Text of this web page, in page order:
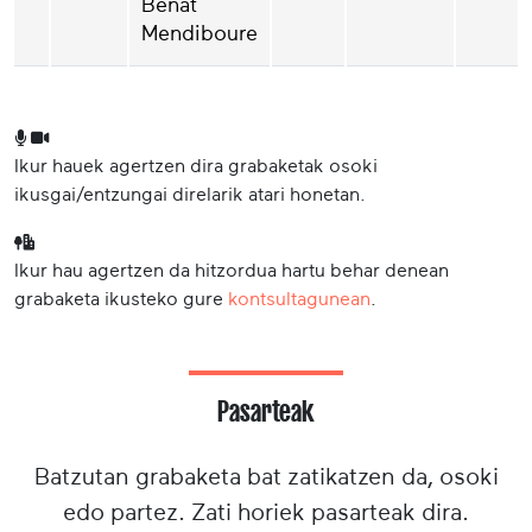
Mendiboure
Ikur hauek agertzen dira grabaketak osoki
ikusgai/entzungai direlarik atari honetan.
Ikur hau agertzen da hitzordua hartu behar denean
grabaketa ikusteko gure kontsultagunean
Pasarteak
Batzutan grabaketa bat zatikatzen da, osoki
edo partez. Zati horiek pasarteak dira.